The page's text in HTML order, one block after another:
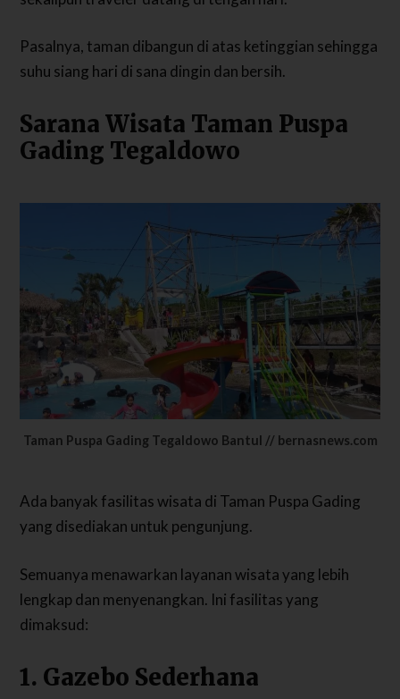
Pasalnya, taman dibangun di atas ketinggian sehingga
suhu siang hari di sana dingin dan bersih.
Sarana Wisata Taman Puspa
Gading Tegaldowo
Taman Puspa Gading Tegaldowo Bantul // bernasnews.com
Ada banyak fasilitas wisata di Taman Puspa Gading
yang disediakan untuk pengunjung.
Semuanya menawarkan layanan wisata yang lebih
lengkap dan menyenangkan. Ini fasilitas yang
dimaksud:
1. Gazebo Sederhana